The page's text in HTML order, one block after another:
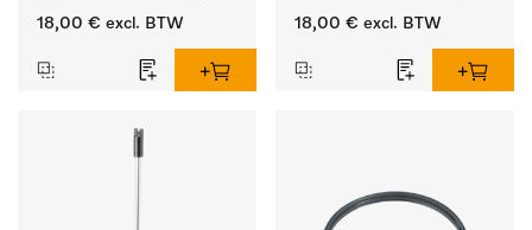
lengte 185 mm, 1 stuk
18,00 € excl. BTW
lengte 90 mm, 1 stuk
18,00 € excl. BTW